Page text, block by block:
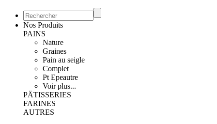
Nos Produits
PAINS
Nature
Graines
Pain au seigle
Complet
Pt Epeautre
Voir plus...
PÄTISSERIES
FARINES
AUTRES